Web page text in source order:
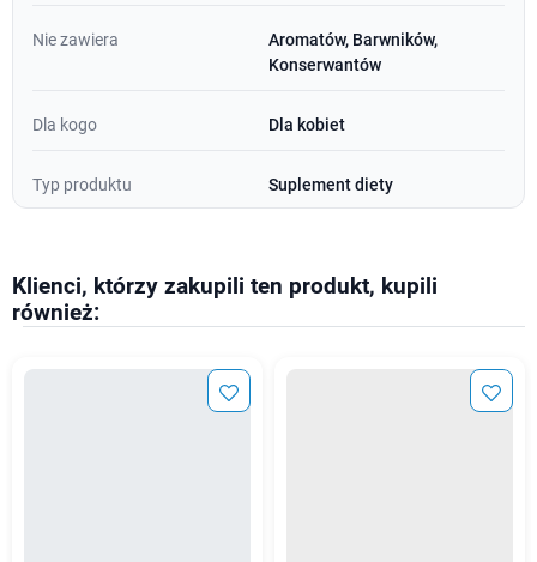
Nie zawiera
Aromatów, Barwników,
Konserwantów
Dla kogo Dla kobiet
Typ produktu Suplement diety
Klienci, którzy zakupili ten produkt, kupili
również: